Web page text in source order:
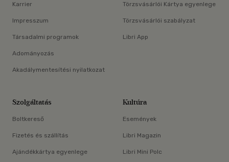
Karrier
Impresszum
Társadalmi programok
Adományozás
Akadálymentesítési nyilatkozat
Törzsvásárlói Kártya egyenlege
Törzsvásárlói szabályzat
Libri App
Szolgáltatás
Boltkereső
Fizetés és szállítás
Ajándékkártya egyenlege
Kultúra
Események
Libri Magazin
Libri Mini Polc